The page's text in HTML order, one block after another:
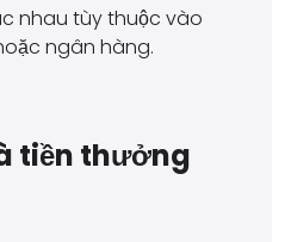
nhau tùy thuộc vào
ngân hàng.
tiền thưởng